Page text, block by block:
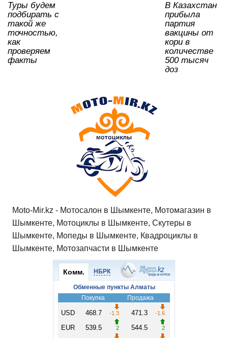
Туры будем
подбирать с
такой же
точностью,
как
проверяем
факты
В Казахстан
прибыла
партия
вакцины от
кори в
количестве
500 тысяч
доз
Moto-Mir.kz - Мотосалон в Шымкенте, Мотомагазин в
Шымкенте, Мотоциклы в Шымкенте, Скутеры в
Шымкенте, Мопеды в Шымкенте, Квадроциклы в
Шымкенте, Мотозапчасти в Шымкенте